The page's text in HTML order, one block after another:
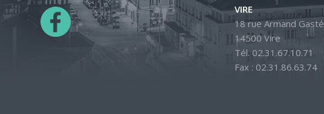
VIRE
18 rue Armand Gasté
14500 Vire
Tél. 02.31.67.10.71
Fax : 02.31.86.63.74